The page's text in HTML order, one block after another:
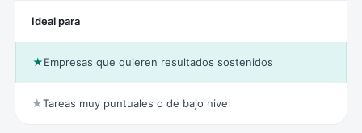
Ideal para
★Empresas que quieren resultados sostenidos
★Tareas muy puntuales o de bajo nivel